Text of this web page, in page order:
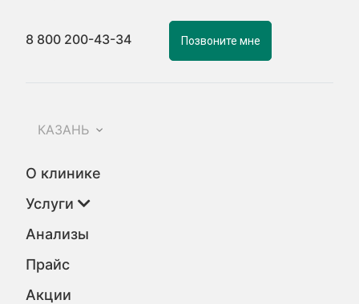
8 800 200-43-34 Позвоните мне
КАЗАНЬ
О клинике
Услуги
Анализы
Прайс
Акции